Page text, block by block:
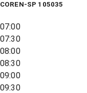
COREN-SP 105035
07:00
07:30
08:00
08:30
09:00
09:30